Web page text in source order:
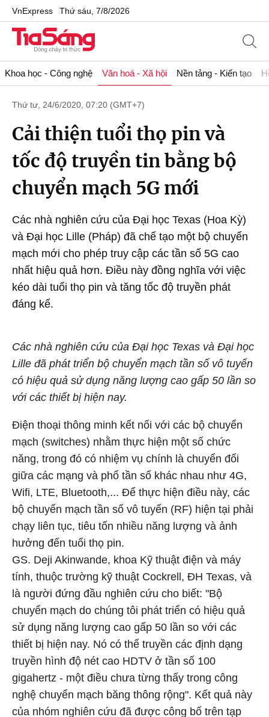
VnExpress Thứ sáu, 7/8/2026
Khoa học - Công nghệ Văn hoá - Xã hội Nền tảng - Kiến tạo
Thứ tư, 24/6/2020, 07:20 (GMT+7)
Cải thiện tuổi thọ pin và
tốc độ truyền tin bằng bộ
chuyển mạch 5G mới
Các nhà nghiên cứu của Đại học Texas (Hoa Kỳ)
và Đại học Lille (Pháp) đã chế tạo một bộ chuyển
mạch mới cho phép truy cập các tần số 5G cao
nhất hiệu quả hơn. Điều này đồng nghĩa với việc
kéo dài tuổi thọ pin và tăng tốc độ truyền phát
đáng kể.
Các nhà nghiên cứu của Đại học Texas và Đại học
Lille đã phát triển bộ chuyển mạch tần số vô tuyến
có hiệu quả sử dụng năng lượng cao gấp 50 lần so
với các thiết bị hiện nay.
Điện thoại thông minh kết nối với các bộ chuyển
mạch (switches) nhằm thực hiện một số chức
năng, trong đó có nhiệm vụ chính là chuyển đổi
giữa các mạng và phổ tần số khác nhau như 4G,
Wifi, LTE, Bluetooth,... Để thực hiện điều này, các
bộ chuyển mạch tần số vô tuyến (RF) hiện tại phải
chạy liên tục, tiêu tốn nhiều năng lượng và ảnh
hưởng đến tuổi thọ pin.
GS. Deji Akinwande, khoa Kỹ thuật điện và máy
tính, thuộc trường kỹ thuật Cockrell, ĐH Texas, và
là người đứng đầu nghiên cứu cho biết: "Bộ
chuyển mạch do chúng tôi phát triển có hiệu quả
sử dụng năng lượng cao gấp 50 lần so với các
thiết bị hiện nay. Nó có thể truyền các định dạng
truyền hình độ nét cao HDTV ở tần số 100
gigahertz - một điều chưa từng thấy trong công
nghệ chuyển mạch băng thông rộng". Kết quả này
của nhóm nghiên cứu đã được công bố trên tạp